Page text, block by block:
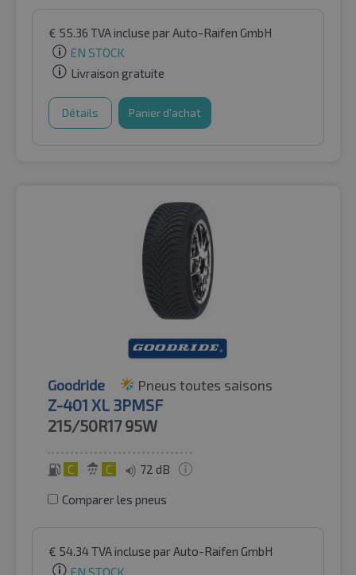
€ 55.36 TVA incluse par Auto-Raifen GmbH
EN STOCK
Livraison gratuite
Détails Panier d'achat
Goodride Pneus toutes saisons
Z-401 XL 3PMSF
215/50R17 95W
C C 72 dB
Comparer les pneus
€ 54.34TVA incluse par Auto-Raifen GmbH
EN STOCK